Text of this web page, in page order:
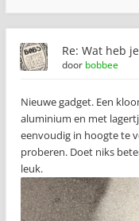
Re: Wat heb
door bobbee
Nieuwe gadget. Een
aluminium en met
eenvoudig in hoogte te
proberen. Doet niks
leuk.